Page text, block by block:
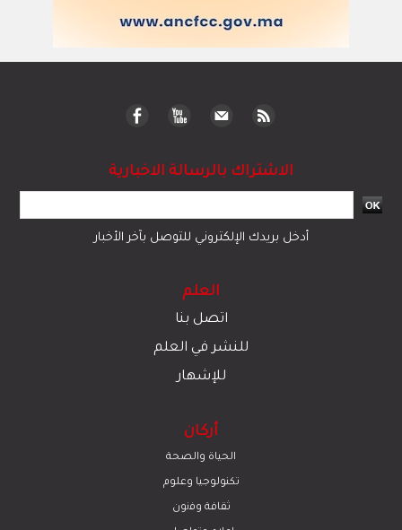
الاشتراك بالرسالة الاخبارية
أدخل بريدك الإلكتروني للتوصل بآخر الأخبار
العلم
اتصل بنا
للنشر في العلم
للإشهار
أركان
الحياة والصحة
تكنولوجيا وعلوم
ﺛﻘﺎﻓﺔ وﻓﻧون